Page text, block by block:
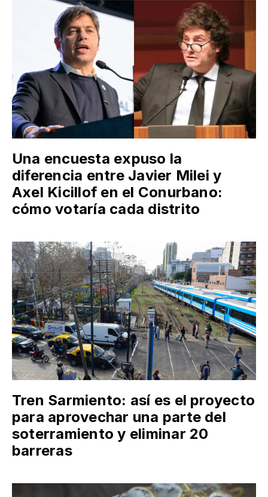
Una encuesta expuso la
diferencia entre Javier Milei y
Axel Kicillof en el Conurbano:
cómo votaría cada distrito
Tren Sarmiento: así es el proyecto
para aprovechar una parte del
soterramiento y eliminar 20
barreras